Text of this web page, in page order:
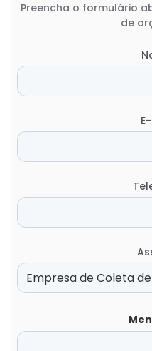
Preencha o formulário
de